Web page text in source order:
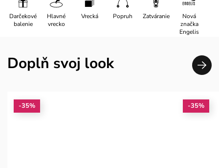
Darčekové
balenie
Hlavné
vrecko
Vrecká Popruh Zatváranie
Nová
značka
Engelis
Doplň svoj look
-35% -35%